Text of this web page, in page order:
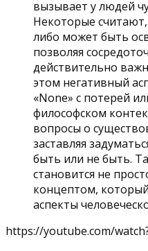
вызывает у людей
Некоторые считают,
либо может быть
позволяя
действительно
этом негативный
«None» с потерей
философском
вопросы о
заставляя
быть или не быть.
становится не
концептом,
аспекты
https://youtube.com/